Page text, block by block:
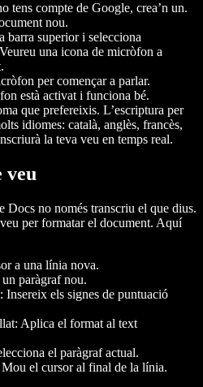
tens compte de Google, crea’n un.
nou.
barra superior i selecciona
una icona de micròfon a
per començar a parlar.
està activat i funciona bé.
que prefereixis. L’escriptura per
idiomes: català, anglès, francès,
la teva veu en temps real.
veu
Docs no només transcriu el que dius.
per formatar el document. Aquí
a una línia nova.
paràgraf nou.
: Insereix els signes de puntuació
: Aplica el format al text
el paràgraf actual.
Mou el cursor al final de la línia.